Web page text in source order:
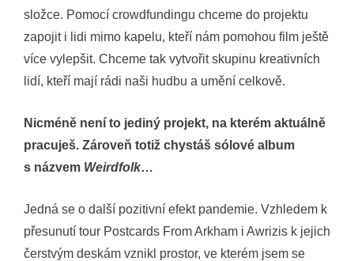
složce. Pomocí crowdfundingu chceme do projektu
zapojit i lidi mimo kapelu, kteří nám pomohou film ještě
více vylepšit. Chceme tak vytvořit skupinu kreativních
lidí, kteří mají rádi naši hudbu a umění celkově.
Nicméně není to jediný projekt, na kterém aktuálně
pracuješ. Zároveň totiž chystáš sólové album
s názvem Weirdfolk…
Jedná se o další pozitivní efekt pandemie. Vzhledem k
přesunutí tour Postcards From Arkham i Awrizis k jejich
čerstvým deskám vznikl prostor, ve kterém jsem se